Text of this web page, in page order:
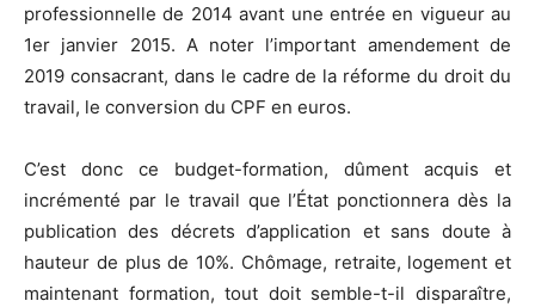
professionnelle de 2014 avant une entrée en vigueur au
1er janvier 2015. A noter l’important amendement de
2019 consacrant, dans le cadre de la réforme du droit du
travail, le conversion du CPF en euros.
C’est donc ce budget-formation, dûment acquis et
incrémenté par le travail que l’État ponctionnera dès la
publication des décrets d’application et sans doute à
hauteur de plus de 10%. Chômage, retraite, logement et
maintenant formation, tout doit semble-t-il disparaître,